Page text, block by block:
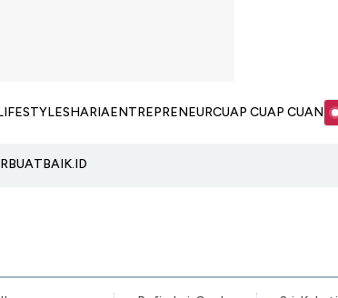
SHARIAENTREPRENEURCUAP CUAP CUAN